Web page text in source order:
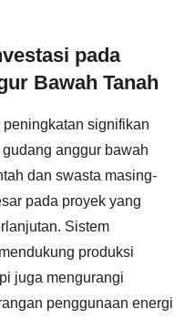
pada
Bawah Tanah
signifikan
anggur bawah
dan swasta masing-
pada proyek yang
Sistem
produksi
juga mengurangi
penggunaan energi